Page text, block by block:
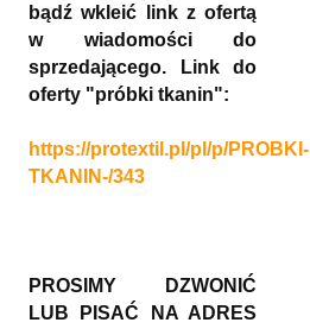
bądź wkleić link z ofertą
w wiadomości do
sprzedającego. Link do
oferty "próbki tkanin":
https://protextil.pl/pl/p/PROBKI-
TKANIN-/343
PROSIMY DZWONIĆ
LUB PISAĆ NA ADRES